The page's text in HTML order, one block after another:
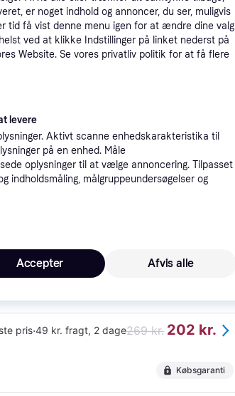
30 kr. fragt, 1 dag 259 kr.
Eller 86 kr./md.
Laveste pris·39 kr. fragt,1-2 dage202 kr.
29 kr. fragt
pris·49 kr. fragt, 2 dage269 kr. 202 kr.
Købsgaranti
er noget indhold og annoncer, du ser, muligvis
tid få vist denne menu igen for at ændre dine valg
ved at klikke Indstillinger på linket nederst på
Website. Se vores privatliv politik for at få flere
levere
Aktivt scanne enhedskarakteristika til
på en enhed. Måle
oplysninger til at vælge annoncering. Tilpasset
indholdsmåling, målgruppeundersøgelser og
Afvis alle
Accepter